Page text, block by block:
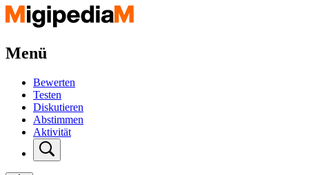
Menü
Bewerten
Testen
Diskutieren
Abstimmen
Aktivität